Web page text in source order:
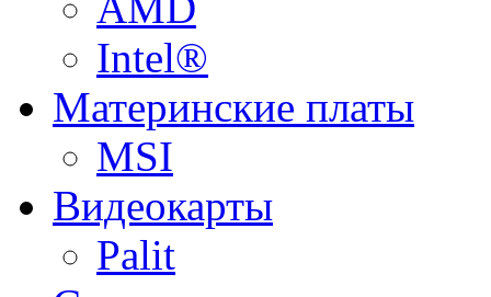
Intel®
Материнские платы
MSI
Видеокарты
Palit